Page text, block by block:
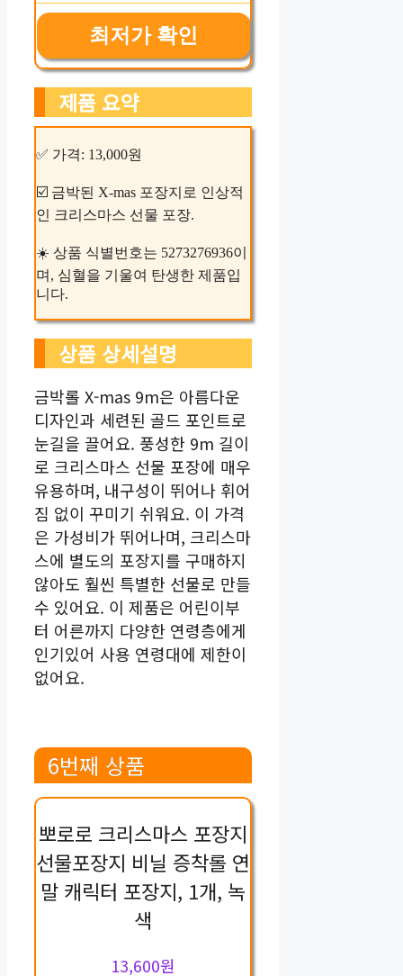
최저가 확인
제품 요약
✅ 가격: 13,000원
☑️ 금박된 X-mas 포장지로 인상적
인 크리스마스 선물 포장.
☀️ 상품 식별번호는 5273276936이
며, 심혈을 기울여 탄생한 제품입
니다.
상품 상세설명
금박롤 X-mas 9m은 아름다운
디자인과 세련된 골드 포인트로
눈길을 끌어요. 풍성한 9m 길이
로 크리스마스 선물 포장에 매우
유용하며, 내구성이 뛰어나 휘어
짐 없이 꾸미기 쉬워요. 이 가격
은 가성비가 뛰어나며, 크리스마
스에 별도의 포장지를 구매하지
않아도 훨씬 특별한 선물로 만들
수 있어요. 이 제품은 어린이부
터 어른까지 다양한 연령층에게
인기있어 사용 연령대에 제한이
없어요.
6번째 상품
뽀로로 크리스마스 포장지
선물포장지 비닐 증착롤 연
말 캐릭터 포장지, 1개, 녹
색
13,600원